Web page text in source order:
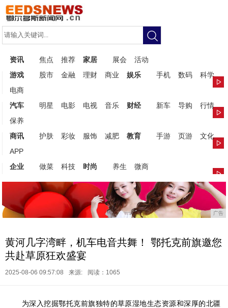
资讯 焦点 推荐 家居 展会
活动
游戏
股市 金融 理财 商业 娱乐 手机 数码
科学
电商
汽车
明星 电影 电视 音乐 财经 新车 导购
行情
保养
商讯
护肤 彩妆 服饰 减肥 教育 手游 页游
文化
APP
企业
做菜 科技 时尚 养生 微商
广告
黄河几字湾畔，机车电音共舞！ 鄂托克前旗邀您
共赴草原狂欢盛宴
2025-08-06 09:57:08 来源: 阅读：1065
为深入挖掘鄂托克前旗独特的草原湿地生态资源和深厚的北疆